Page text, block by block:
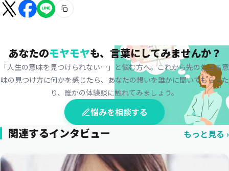
あなたのモヤモヤも、 言葉にしてみませんか？
「人生の意味を見つけられない…」と悩む方へ。これから先の生きる意
味の見つけ方に何かを感じたら、 あなたの想いを誰かに聞いてもらった
り、誰かの体験談に触れてみましょう。
悩みを相談する
関連するインタビュー もっと見る